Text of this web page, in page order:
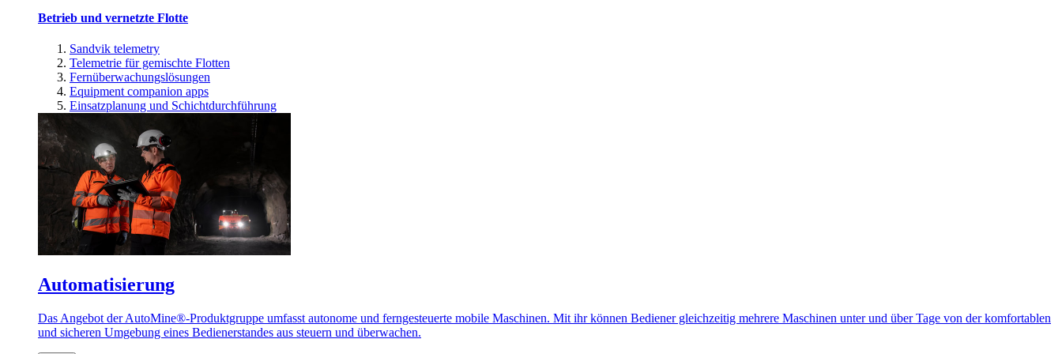
Betrieb und vernetzte Flotte
Sandvik telemetry
Telemetrie für gemischte Flotten
Fernüberwachungslösungen
Equipment companion apps
Einsatzplanung und Schichtdurchführung
Automatisierung
Das Angebot der AutoMine®-Produktgruppe umfasst autonome und ferngesteuerte mobile Maschinen. Mit ihr können Bediener gleichzeitig mehrere Maschinen unter und über Tage von der komfortablen
und sicheren Umgebung eines Bedienerstandes aus steuern und überwachen.